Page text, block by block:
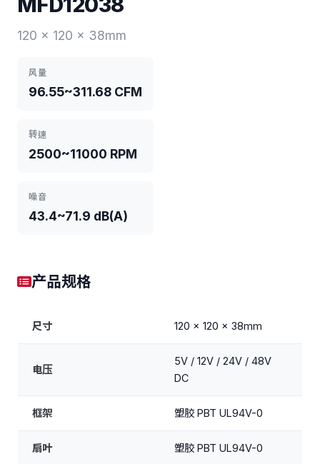
120 x 120 x 38mm
风量
96.55~311.68 CFM
转速
2500~11000 RPM
噪音
43.4~71.9 dB(A)
产品规格
尺寸 120 x 120 x 38mm
电压
5V / 12V / 24V / 48V
DC
框架 塑胶 PBT UL94V-0
扇叶 塑胶 PBT UL94V-0